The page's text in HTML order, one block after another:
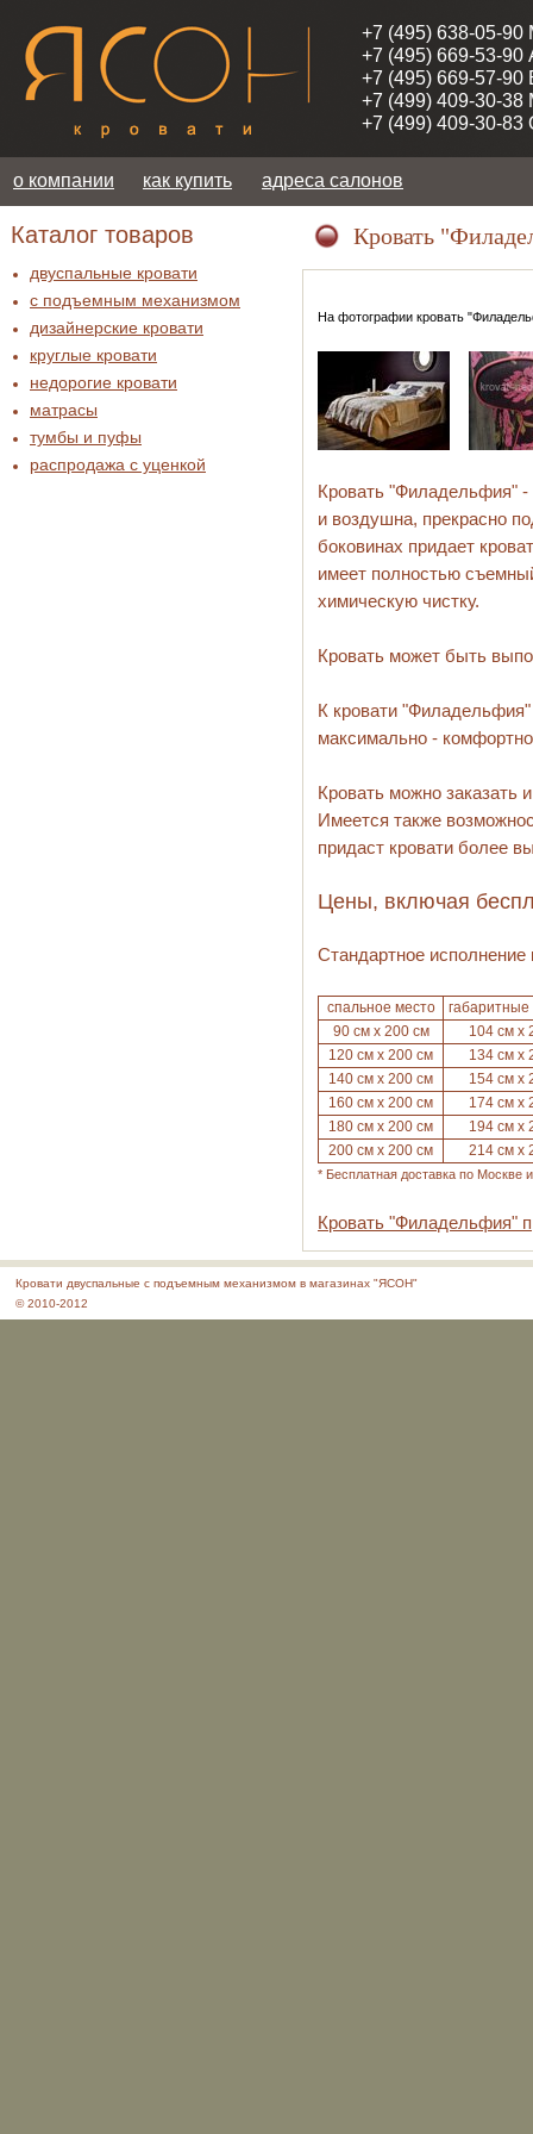
+7 (495) 638-05-90
+7 (495) 669-53-90
+7 (495) 669-57-90
+7 (499) 409-30-38
+7 (499) 409-30-83
о компании как купить адреса салонов
Каталог товаров
двуспальные кровати
с подъемным механизмом
дизайнерские кровати
круглые кровати
недорогие кровати
матрасы
тумбы и пуфы
распродажа c уценкой
Кровать
На фотографии кровать
Кровать "Филадельфия" -
и воздушна, прекрасно
боковинах придает
имеет полностью
химическую чистку.
Кровать может быть
К кровати
максимально -
Кровать можно заказать
Имеется также
придаст кровати более
Цены, включая
Стандартное
спальное место
90 см х 200 см
104 см х
120 см х 200 см
134 см х
140 см х 200 см
154 см х
160 см х 200 см
174 см х
180 см х 200 см
194 см х
200 см х 200 см
214 см х
* Бесплатная доставка по Москве
Кровать "Филадельфия"
Кровати двуспальные с подъемным механизмом в магазинах "ЯСОН"
© 2010-2012